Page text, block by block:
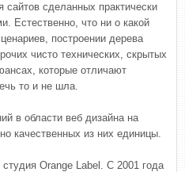
сайтов сделанных практически
Естественно, что ни о какой
построении дерева
чисто технических, скрытых
которые отличают
то и не шла.
в области веб дизайна на
качественных из них единицы.
Orange Label. C 2001 года